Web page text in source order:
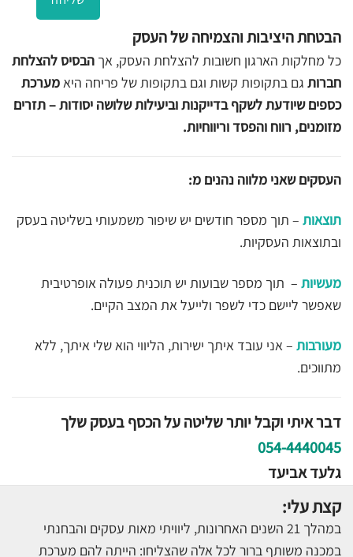
הבטחת היציבות והצמיחה של העסק
כל מחלקות הארגון חשובות להצלחת העסק, אך הבסיס להצלחת
חברות גם בתקופות קשות וגם בתקופות של פריחה היאמערכת
כספים שיודעת לשקף בדייקנות וביעילות שלושה יסודות – תזרים
מזומנים, רווח והפסד וריווחיות.
העסקים שאני מלווה נהנים מ:
תוצאות – תוך מספר חודשים יש שיפור משמעותי בשליטה בעסק
ובתוצאות העסקיות.
מעשיות – תוך מספר שבועות יש תוכנית פעולה אופרטיבית
שאפשר ליישם כדי לשפר ולייעל את המצב הקיים.
מעורבות – אני עובד איתך ישירות, הליווי הוא שלי איתך, ללא
מתווכים.
דבר איתי וקבל יותר שליטה על הכסף בעסק שלך
054-4440045
גלעד אביעד
קצת עלי:
במהלך 21 השנים האחרונות, ליוויתי מאות עסקים והבחנתי
במכנה משותף ברור לכל אלה שהצליחו: הייתה להם מערכת